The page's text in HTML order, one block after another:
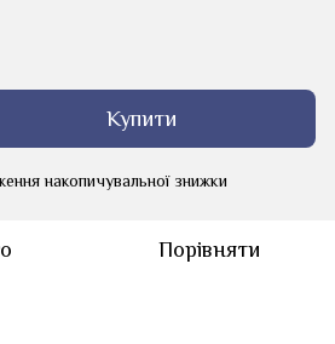
Купити
накопичувальної знижки
Порівняти